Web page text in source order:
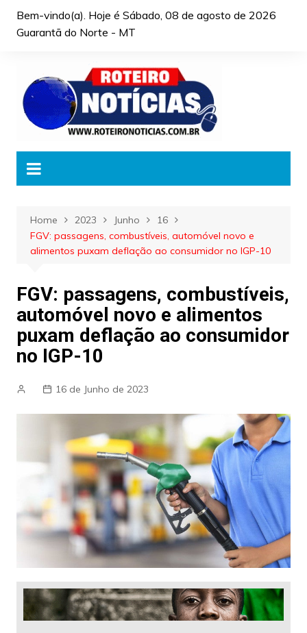
Bem-vindo(a). Hoje é Sábado, 08 de agosto de 2026
Guarantã do Norte - MT
Home 2023 Junho
16
FGV: passagens, combustíveis, automóvel novo e
alimentos puxam deflação ao consumidor no IGP-10
FGV: passagens, combustíveis,
automóvel novo e alimentos
puxam deflação ao consumidor
no IGP-10
16 de Junho de 2023